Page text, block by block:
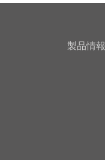
製品情報